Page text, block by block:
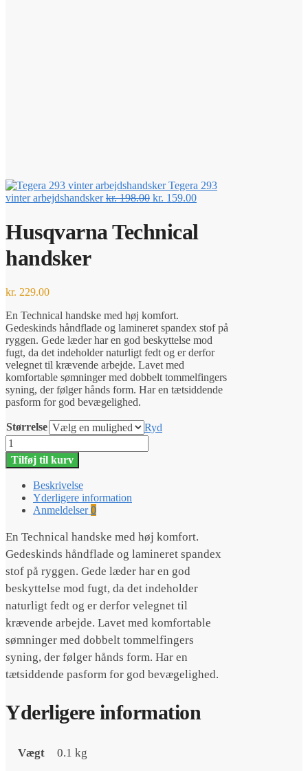
Tegera 293
vinter arbejdshandsker kr.198.00 Den
var:
kr. 159.00Den
pris
Husqvarna Technical
handsker
kr. 229.00
En Technical handske med høj komfort.
Gedeskinds håndflade og lamineret spandex stof på
ryggen. Gede læder har en god beskyttelse mod
fugt, da det indeholder naturligt fedt og er derfor
velegnet til krævende arbejde. Lavet med
komfortable sømninger med dobbelt tommelfingers
syning, der følger hånds form. Har en tætsiddende
pasform for god bevægelighed.
Størrelse
Ryd
Husqvarna
Technical
handsker
Tilføj til kurv
Beskrivelse
Yderligere information
Anmeldelser0
En Technical handske med høj komfort.
Gedeskinds håndflade og lamineret spandex
stof på ryggen. Gede læder har en god
beskyttelse mod fugt, da det indeholder
naturligt fedt og er derfor velegnet til
krævende arbejde. Lavet med komfortable
sømninger med dobbelt tommelfingers
syning, der følger hånds form. Har en
tætsiddende pasform for god bevægelighed.
Yderligere information
Vægt 0.1 kg